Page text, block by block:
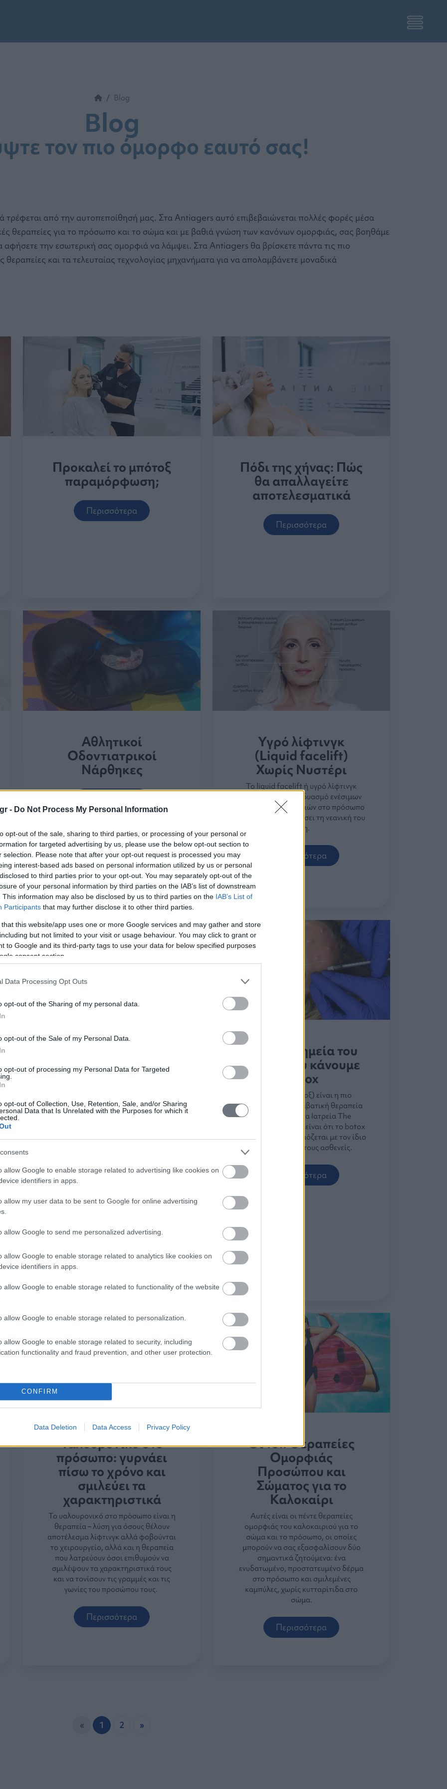
- Do Not Process My Personal Information
opt-out of the sale, sharing to third parties, or processing of your personal or
for targeted advertising by us, please use the below opt-out section to
selection. Please note that after your opt-out request is processed you may
interest-based ads based on personal information utilized by us or personal
to third parties prior to your opt-out. You may separately opt-out of the
of your personal information by third parties on the IAB’s list of downstream
This information may also be disclosed by us to third parties on the IAB’s List of
Participants that may further disclose it to other third parties.
that this website/app uses one or more Google services and may gather and store
but not limited to your visit or usage behaviour. You may click to grant or
to Google and its third-party tags to use your data for below specified purposes
consent section.
Data Processing Opt Outs
opt-out of the Sharing of my personal data.
opt-out of the Sale of my Personal Data.
opt-out of processing my Personal Data for Targeted
opt-out of Collection, Use, Retention, Sale, and/or Sharing
Data that Is Unrelated with the Purposes for which it
allow Google to enable storage related to advertising like cookies on
identifiers in apps.
allow my user data to be sent to Google for online advertising
allow Google to send me personalized advertising.
allow Google to enable storage related to analytics like cookies on
identifiers in apps.
allow Google to enable storage related to functionality of the website
allow Google to enable storage related to personalization.
allow Google to enable storage related to security, including
functionality and fraud prevention, and other user protection.
CONFIRM
Data Deletion Data Access Privacy Policy
Blog
Blog
τον πιο όμορφο εαυτό σας!
από την αυτοπεποίθησή μας. Στα Antiagers αυτό επιβεβαιώνεται πολλές φορές μέσα
θεραπείες για το πρόσωπο και το σώμα και με βαθιά γνώση των κανόνων ομορφιάς, σας βοηθάμε
την εσωτερική σας ομορφιά να λάμψει. Στα Antiagers θα βρίσκετε πάντα τις πιο
θεραπείες και τα τελευταίας τεχνολογίας μηχανήματα για να απολαμβάνετε μοναδικά
Προκαλεί το μπότοξ
παραμόρφωση;
Περισσότερα
Πόδι της χήνας: Πώς
θα απαλλαγείτε
αποτελεσματικά
Περισσότερα
Αθλητικοί
Οδοντιατρικοί
Νάρθηκες
Υγρό λίφτινγκ
(Liquid facelift)
Χωρίς Νυστέρι
Το liquid facelift ή υγρό λίφτινγκ
βασίζεται στο συνδυασμό ενέσιμων
αισθητικών θεραπειών στο πρόσωπο
με σκοπό να ανακτήσει τη νεανική του
όψη.
Περισσότερα
καλύτερες βιταμίνες
για το δέρμα και την
Οι καλύτερες βιταμίνες για το δέρμα
θέματα ομορφιάς. Υπάρχουν άπειρες
εφαρμόζονται τοπικά ή είναι
καλύτερα να λαμβάνονται σε
διατροφή μας, αλλά και για το πως
αυτές τις ερωτήσεις;
Περισσότερα
Σε ποια σημεία του
προσώπου κάνουμε
Botox
Το botox (μπότοξ) είναι η πιο
δημοφιλής μη επεμβατική θεραπεία
παγκοσμίως. Στα Ιατρεία The
Antiagers αρχή μας είναι ότι το bοtοx
δεν πρέπει να εφαρμόζεται με τον ίδιο
τρόπο σε όλους τους ασθενείς.
Περισσότερα
Υαλουρονικό στο
πρόσωπο: γυρνάει
πίσω το χρόνο και
σμιλεύει τα
χαρακτηριστικά
Το υαλουρονικό στο πρόσωπο είναι η
θεραπεία – λύση για όσους θέλουν
αποτέλεσμα λίφτινγκ αλλά φοβούνται
το χειρουργείο, αλλά και η θεραπεία
που λατρεύουν όσοι επιθυμούν να
σμιλέψουν τα χαρακτηριστικά τους
και να τονίσουν τις γραμμές και τις
γωνίες του προσώπου τους.
Περισσότερα
Οι τοπ Θεραπείες
Ομορφιάς
Προσώπου και
Σώματος για το
Καλοκαίρι
Αυτές είναι οι πέντε θεραπείες
ομορφιάς του καλοκαιριού για το
σώμα και το πρόσωπο, οι οποίες
μπορούν να σας εξασφαλίσουν δύο
σημαντικά ζητούμενα: ένα
ενυδατωμένο, προστατευμένο δέρμα
στο πρόσωπο και σμιλεμένες
καμπύλες, χωρίς κυτταρίτιδα στο
σώμα.
Περισσότερα
« 1 2 »